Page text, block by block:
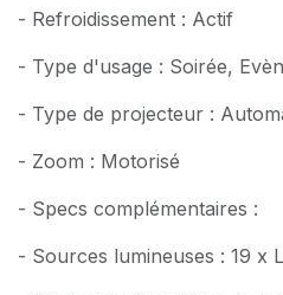
- Refroidissement : Actif
- Type d'usage : Soirée,
- Type de projecteur :
- Zoom : Motorisé
- Specs complémentaires :
- Sources lumineuses : 19 x